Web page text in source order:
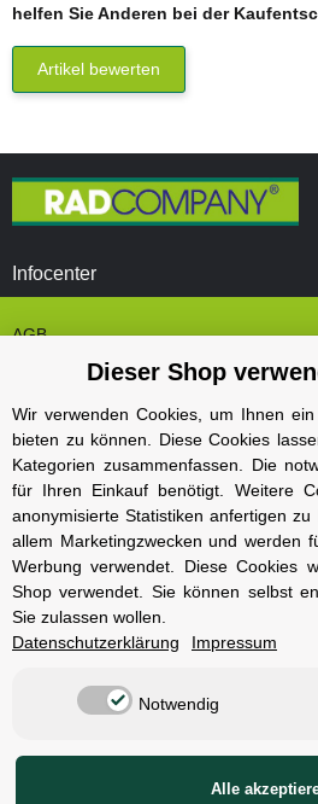
helfen Sie Anderen bei der
Artikel bewerten
Infocenter
AGB
Cookie Einstelungen
Datenschutz
Impressum
Kontakt und Öffnungszeiten
Versand und Zahlungsarten
Widerrufsbelehrung
Radcompany
Berlin Schöneberg
Cube Store Berlin Marienfelde
Dieser Shop
Wir verwenden Cookies, um Ihnen
bieten zu können. Diese Cookies
Kategorien zusammenfassen. Die
für Ihren Einkauf benötigt. Weitere
anonymisierte Statistiken anfertigen
allem Marketingzwecken und werden
Werbung verwendet. Diese Cookies
Shop verwendet. Sie können selbst
Sie zulassen wollen.
Datenschutzerklärung
Impressum
Notwendig
Alle